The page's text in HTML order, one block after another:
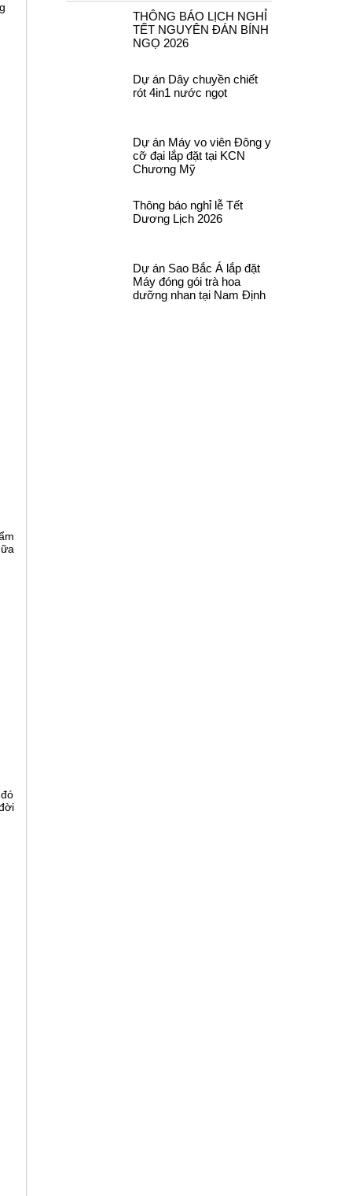
THÔNG BÁO LỊCH NGHỈ
TẾT NGUYÊN ĐÁN BÍNH
NGỌ 2026
Dự án Dây chuyền chiết
rót 4in1 nước ngọt
Dự án Máy vo viên Đông y
cỡ đại lắp đặt tại KCN
Chương Mỹ
Thông báo nghỉ lễ Tết
Dương Lịch 2026
Dự án Sao Bắc Á lắp đặt
Máy đóng gói trà hoa
dưỡng nhan tại Nam Định